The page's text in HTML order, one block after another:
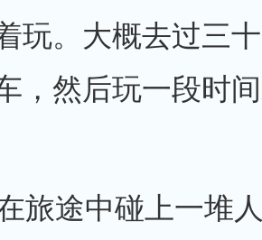
玩。大概去过三
，然后玩一段时
旅途中碰上一堆